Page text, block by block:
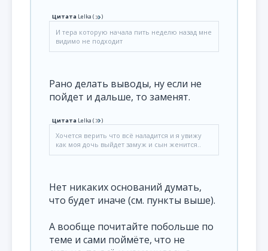
Цитата Lelka ( )
И тера которую начала пить неделю назад мне
видимо не подходит
Рано делать выводы, ну если не
пойдет и дальше, то заменят.
Цитата Lelka ( )
Хочется верить что всё наладится и я увижу
как моя дочь выйдет замуж и сын женится..
Нет никаких оснований думать,
что будет иначе (см. пункты выше).
А вообще почитайте побольше по
теме и сами поймёте, что не